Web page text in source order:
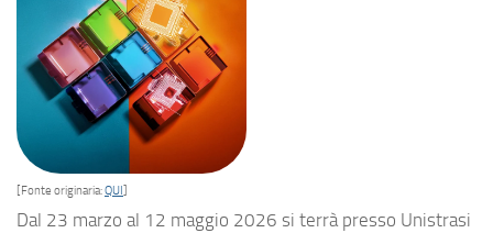
[Fonte originaria:QUI
Dal 23 marzo al 12 maggio 2026 si terrà presso Unistrasi